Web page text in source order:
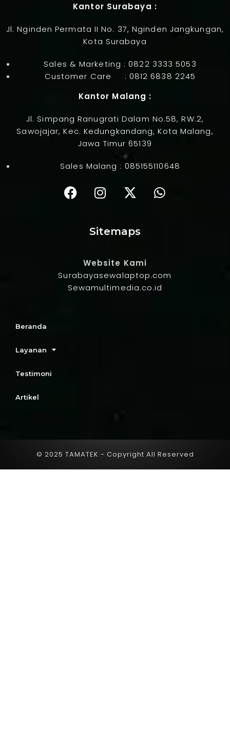
Kantor Surabaya :
Jl. Nginden Permata II No. 37, Nginden Jangkungan,
Kota Surabaya
Sales & Marketing :0822 3333 5053
Customer Care : 0812 6838 2245
Kantor Malang :
Jl. Simpang Ranugrati Dalam No.58, RW.2,
Sawojajar, Kec. Kedungkandang, Kota Malang,
Jawa Timur 65139
Sales Malang : 085155110648
Sitemaps
Website Kami
Surabayasewalaptop.com
Sewamultimedia.co.id
Beranda
Layanan
Testimoni
Artikel
© 2025 TAMATEK - Copyright All Reserved